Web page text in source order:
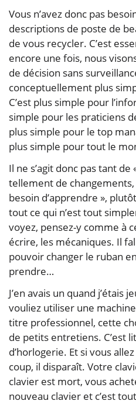
Vous n’avez donc pas
descriptions de poste de
de vous recycler. C’est
encore une fois, nous
de décision sans
conceptuellement plus
C’est plus simple pour
simple pour les praticiens
plus simple pour le top
plus simple pour tout le
Il ne s’agit donc pas tant de
tellement de
besoin d’apprendre »,
tout ce qui n’est tout
voyez, pensez-y comme à
écrire, les mécaniques. Il
pouvoir changer le ruban
prendre…
J’en avais un quand j’étais
vouliez utiliser une
titre professionnel, cette
de petits entretiens. C’est
d’horlogerie. Et si vous
coup, il disparaît. Votre
clavier est mort, vous
nouveau clavier et c’est